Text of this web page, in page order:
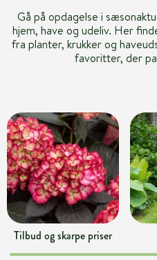
Gå på opdagelse i
hjem, have og udeliv. Her
fra planter, krukker og
favoritter, der
Tilbud og skarpe priser